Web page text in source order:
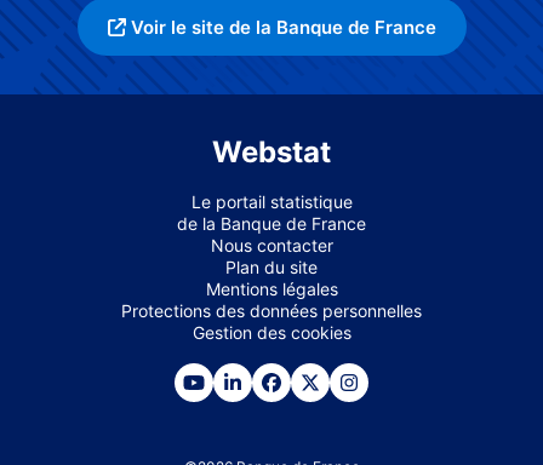
Voir le site de la Banque de France
Webstat
Le portail statistique
de la Banque de France
Nous contacter
Plan du site
Mentions légales
Protections des données personnelles
Gestion des cookies